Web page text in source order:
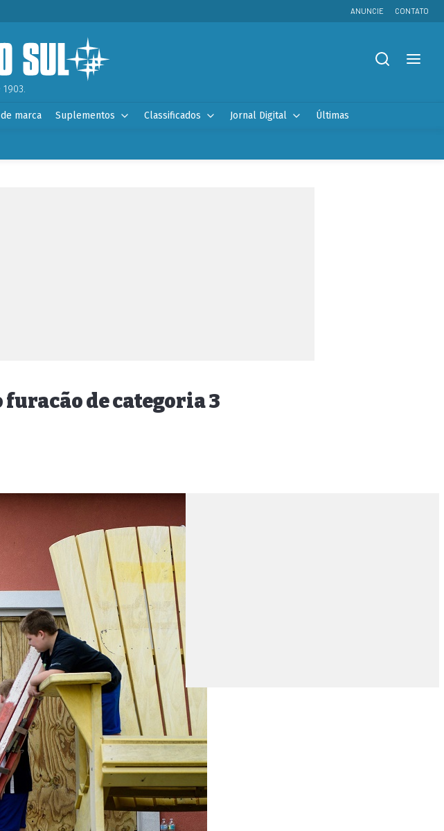
ANUNCIE CONTATO
marca Suplementos Classificados Jornal Digital Últimas
de categoria 3